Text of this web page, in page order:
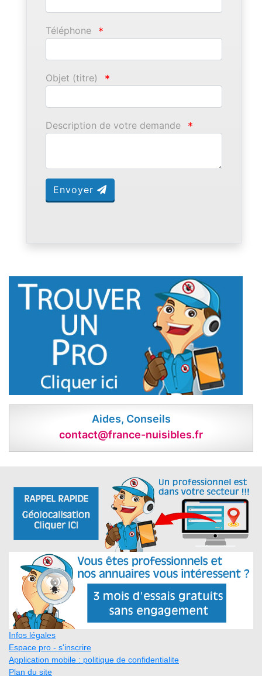
Téléphone *
Objet (titre) *
Description de votre demande *
Envoyer
Aides, Conseils
contact@france-nuisibles.fr
Infos légales
Espace pro - s'inscrire
Application mobile : politique de confidentialite
Plan du site